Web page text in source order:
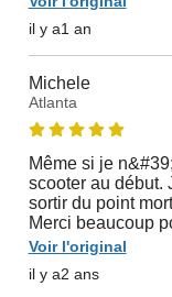
il y a1 an
Michele
Atlanta
Même si je
scooter au début.
sortir du point
Merci beaucoup
Voir l'original
il y a2 ans